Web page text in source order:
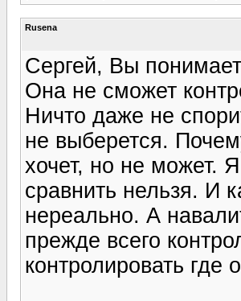
Rusena
Сергей, Вы
Она не сможет
Ничто даже не
не выберется.
хочет, но не может.
сравнить нельзя. И
нереально. А
прежде всего
контролировать где